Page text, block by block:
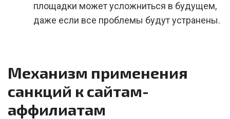
площадки может усложниться в будущем,
даже если все проблемы будут устранены.
Механизм применения
санкций к сайтам-
аффилиатам